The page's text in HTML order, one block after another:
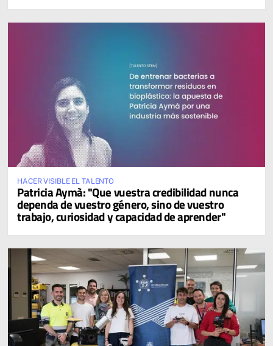
HACER VISIBLE EL TALENTO
Patricia Aymà: "Que vuestra credibilidad nunca
dependa de vuestro género, sino de vuestro
trabajo, curiosidad y capacidad de aprender"